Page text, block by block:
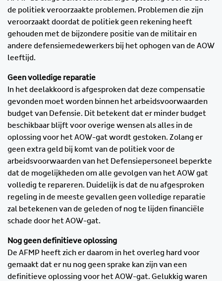
de politiek veroorzaakte problemen. Problemen die zijn
veroorzaakt doordat de politiek geen rekening heeft
gehouden met de bijzondere positie van de militair en
andere defensiemedewerkers bij het ophogen van de AOW
leeftijd.
Geen volledige reparatie
In het deelakkoord is afgesproken dat deze compensatie
gevonden moet worden binnen het arbeidsvoorwaarden
budget van Defensie. Dit betekent dat er minder budget
beschikbaar blijft voor overige wensen als alles in de
oplossing voor het AOW-gat wordt gestoken. Zolang er
geen extra geld bij komt van de politiek voor de
arbeidsvoorwaarden van het Defensiepersoneel beperkte
dat de mogelijkheden om alle gevolgen van het AOW gat
volledig te repareren. Duidelijk is dat de nu afgesproken
regeling in de meeste gevallen geen volledige reparatie
zal betekenen van de geleden of nog te lijden financiële
schade door het AOW-gat.
Nog geen definitieve oplossing
De AFMP heeft zich er daarom in het overleg hard voor
gemaakt dat er nu nog geen sprake kan zijn van een
definitieve oplossing voor het AOW-gat. Gelukkig waren